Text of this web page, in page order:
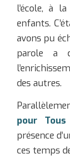
l’école, à
enfants.
avons pu
parole a
des autres.
pour Tous
présence
ces temps